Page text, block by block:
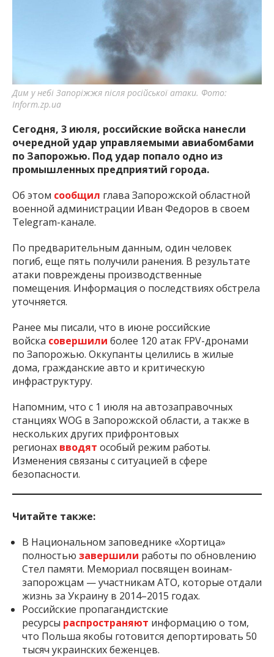
важную информацию о событиях
города Запорожья и области.
Дим у небі Запоріжжя після російської атаки. Фото:
Inform.zp.ua
Сегодня, 3 июля, российские войска нанесли
очередной удар управляемыми авиабомбами
по Запорожью. Под удар попало одно из
промышленных предприятий города.
Об этом сообщил глава Запорожской областной
военной администрации Иван Федоров в своем
Telegram-канале.
По предварительным данным, один человек
погиб, еще пять получили ранения. В результате
атаки повреждены производственные
помещения. Информация о последствиях обстрела
уточняется.
Ранее мы писали, что в июне российские
войска совершили более 120 атак FPV-дронами
по Запорожью. Оккупанты целились в жилые
дома, гражданские авто и критическую
инфраструктуру.
Напомним, что с 1 июля на автозаправочных
станциях WOG в Запорожской области, а также в
нескольких других прифронтовых
регионах вводят особый режим работы.
Изменения связаны с ситуацией в сфере
безопасности.
Читайте также:
В Национальном заповеднике «Хортица»
полностью завершили работы по обновлению
Стел памяти. Мемориал посвящен воинам-
запорожцам — участникам АТО, которые отдали
жизнь за Украину в 2014–2015 годах.
Российские пропагандистские
ресурсы распространяют информацию о том,
что Польша якобы готовится депортировать 50
тысяч украинских беженцев.